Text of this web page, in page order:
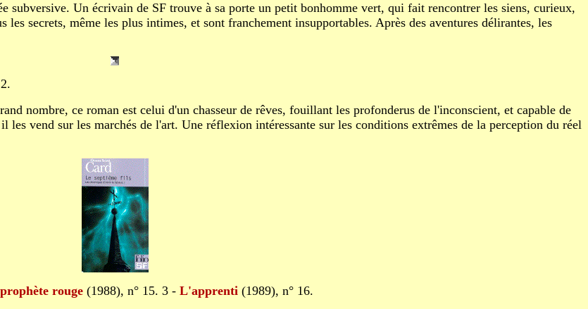
subversive. Un écrivain de SF trouve à sa porte un petit bonhomme vert, qui fait rencontrer les siens, curieux,
secrets, même les plus intimes, et sont franchement insupportables. Après des aventures délirantes, les
nombre, ce roman est celui d'un chasseur de rêves, fouillant les profonderus de l'inconscient, et capable de
vend sur les marchés de l'art. Une réflexion intéressante sur les conditions extrêmes de la perception du réel
rouge (1988), n° 15. 3 - L'apprenti (1989), n° 16.